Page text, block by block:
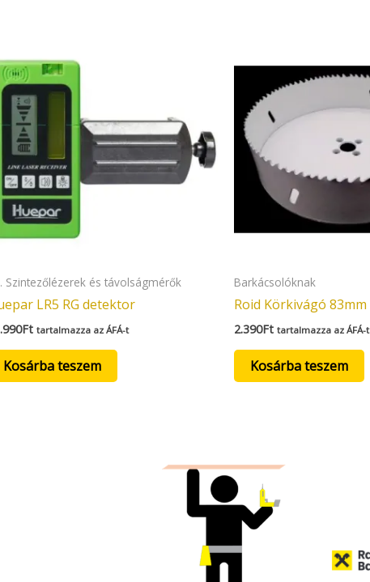
Szintezőlézerek és távolságmérők
LR5 RG detektor
Ft tartalmazza az ÁFÁ-t
Kosárba teszem
Barkácsolóknak
Roid Körkivágó 83mm
2.390Ft tartalmazza az ÁFÁ-t
Kosárba teszem